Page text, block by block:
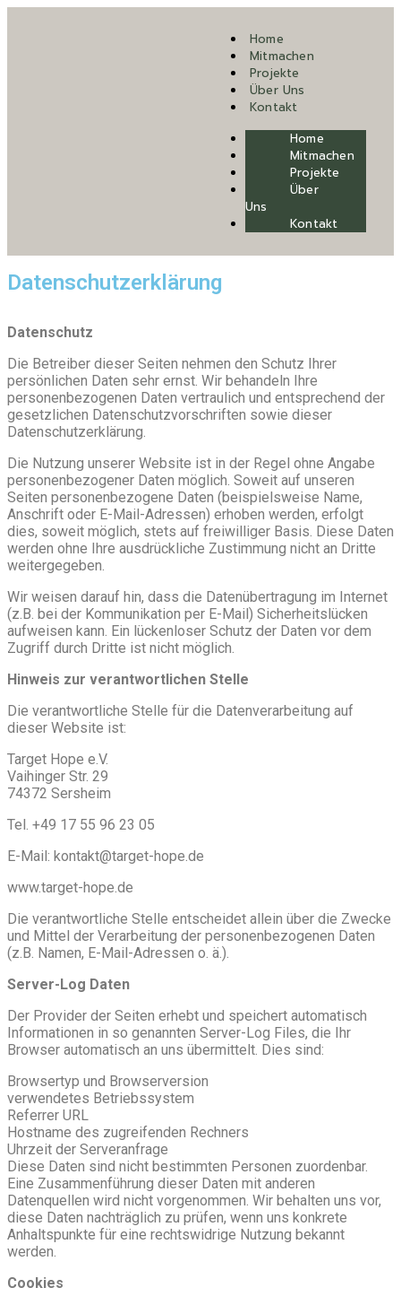
Home
Mitmachen
Projekte
Über Uns
Kontakt
Home
Mitmachen
Projekte
Über
Uns
Kontakt
Datenschutzerklärung
Datenschutz
Die Betreiber dieser Seiten nehmen den Schutz Ihrer
persönlichen Daten sehr ernst. Wir behandeln Ihre
personenbezogenen Daten vertraulich und entsprechend der
gesetzlichen Datenschutzvorschriften sowie dieser
Datenschutzerklärung.
Die Nutzung unserer Website ist in der Regel ohne Angabe
personenbezogener Daten möglich. Soweit auf unseren
Seiten personenbezogene Daten (beispielsweise Name,
Anschrift oder E-Mail-Adressen) erhoben werden, erfolgt
dies, soweit möglich, stets auf freiwilliger Basis. Diese Daten
werden ohne Ihre ausdrückliche Zustimmung nicht an Dritte
weitergegeben.
Wir weisen darauf hin, dass die Datenübertragung im Internet
(z.B. bei der Kommunikation per E-Mail) Sicherheitslücken
aufweisen kann. Ein lückenloser Schutz der Daten vor dem
Zugriff durch Dritte ist nicht möglich.
Hinweis zur verantwortlichen Stelle
Die verantwortliche Stelle für die Datenverarbeitung auf
dieser Website ist:
Target Hope e.V.
Vaihinger Str. 29
74372 Sersheim
Tel. +49 17 55 96 23 05
E-Mail: kontakt@target-hope.de
www.target-hope.de
Die verantwortliche Stelle entscheidet allein über die Zwecke
und Mittel der Verarbeitung der personenbezogenen Daten
(z.B. Namen, E-Mail-Adressen o. ä.).
Server-Log Daten
Der Provider der Seiten erhebt und speichert automatisch
Informationen in so genannten Server-Log Files, die Ihr
Browser automatisch an uns übermittelt. Dies sind:
Browsertyp und Browserversion
verwendetes Betriebssystem
Referrer URL
Hostname des zugreifenden Rechners
Uhrzeit der Serveranfrage
Diese Daten sind nicht bestimmten Personen zuordenbar.
Eine Zusammenführung dieser Daten mit anderen
Datenquellen wird nicht vorgenommen. Wir behalten uns vor,
diese Daten nachträglich zu prüfen, wenn uns konkrete
Anhaltspunkte für eine rechtswidrige Nutzung bekannt
werden.
Cookies